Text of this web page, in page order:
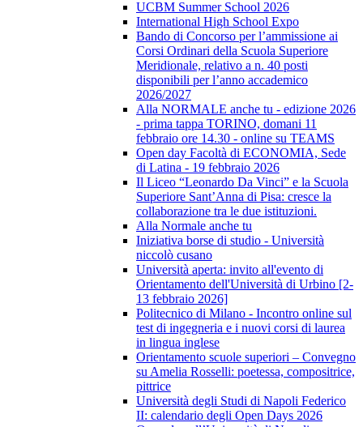
UCBM Summer School 2026
International High School Expo
Bando di Concorso per l’ammissione ai
Corsi Ordinari della Scuola Superiore
Meridionale, relativo a n. 40 posti
disponibili per l’anno accademico
2026/2027
Alla NORMALE anche tu - edizione 2026
- prima tappa TORINO, domani 11
febbraio ore 14.30 - online su TEAMS
Open day Facoltà di ECONOMIA, Sede
di Latina - 19 febbraio 2026
Il Liceo “Leonardo Da Vinci” e la Scuola
Superiore Sant’Anna di Pisa: cresce la
collaborazione tra le due istituzioni.
Alla Normale anche tu
Iniziativa borse di studio - Università
niccolò cusano
Università aperta: invito all'evento di
Orientamento dell'Università di Urbino [2-
13 febbraio 2026]
Politecnico di Milano - Incontro online sul
test di ingegneria e i nuovi corsi di laurea
in lingua inglese
Orientamento scuole superiori – Convegno
su Amelia Rosselli: poetessa, compositrice,
pittrice
Università degli Studi di Napoli Federico
II: calendario degli Open Days 2026